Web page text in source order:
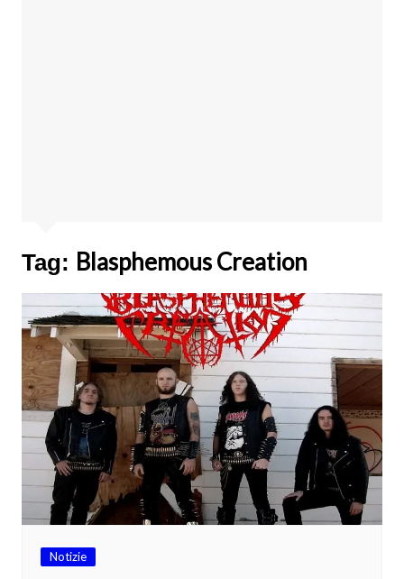
Tag: Blasphemous Creation
Notizie